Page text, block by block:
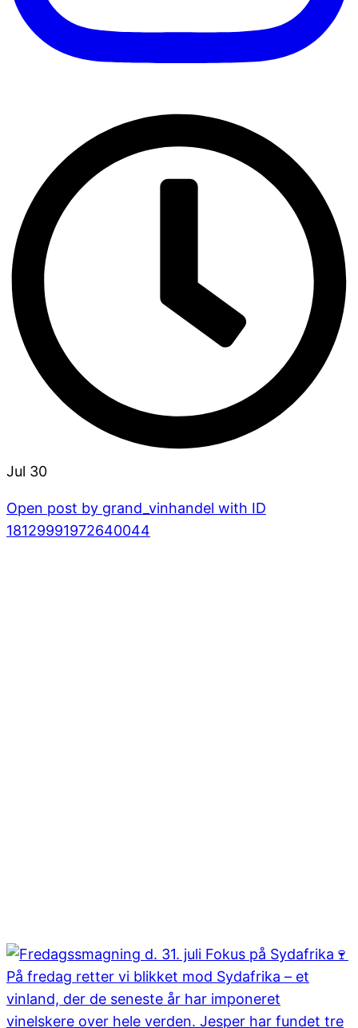
Jul 30
Open post by grand_vinhandel with ID
18129991972640044